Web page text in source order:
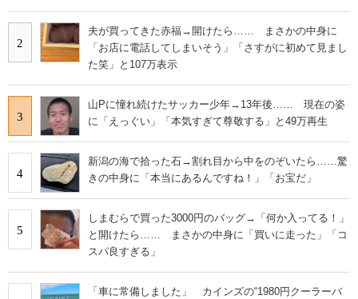
2
夫が買ってきた赤福→開けたら…… まさかの中身に
「お店に電話してしまいそう」「さすがに初めて見まし
た笑」と107万表示
3
山Pに憧れ続けたサッカー少年→13年後…… 現在の姿
に「えっぐい」「本気すぎて尊敬する」と49万再生
4
新潟の海で拾った石→割れ目から中をのぞいたら……驚
きの中身に「本当にあるんですね！」「お宝だ」
5
しまむらで買った3000円のバッグ→「何か入ってる！」
と開けたら…… まさかの中身に「買いに走った」「コ
スパ良すぎる」
「車に常備しました」 カインズの“1980円クーラーバ